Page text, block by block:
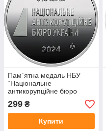
Пам`ятна медаль НБУ
“Національне
антикорупційне бюро
України”
299 ₴
Купити